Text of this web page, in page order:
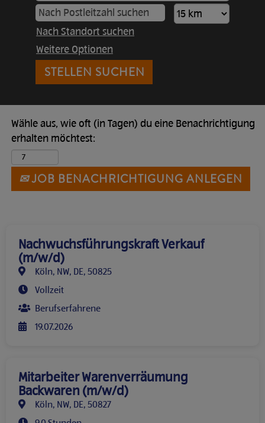
Nach Standort suchen
Weitere Optionen
Wähle aus, wie oft (in Tagen) du eine Benachrichtigung
erhalten möchtest:
JOB BENACHRICHTIGUNG ANLEGEN
Nachwuchsführungskraft Verkauf
(m/w/d)
Köln, NW, DE, 50825
Vollzeit
Berufserfahrene
19.07.2026
Mitarbeiter Warenverräumung
Backwaren (m/w/d)
Köln, NW, DE, 50827